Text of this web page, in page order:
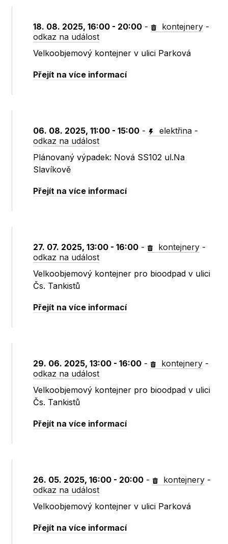
18. 08. 2025, 16:00 - 20:00 - kontejnery -
odkaz na událost
Velkoobjemový kontejner v ulici Parková
Přejít na více informací
06. 08. 2025, 11:00 - 15:00 - elektřina -
odkaz na událost
Plánovaný výpadek: Nová SS102 ul.Na
Slavíkově
Přejít na více informací
27. 07. 2025, 13:00 - 16:00 - kontejnery -
odkaz na událost
Velkoobjemový kontejner pro bioodpad v ulici
Čs. Tankistů
Přejít na více informací
29. 06. 2025, 13:00 - 16:00 - kontejnery -
odkaz na událost
Velkoobjemový kontejner pro bioodpad v ulici
Čs. Tankistů
Přejít na více informací
26. 05. 2025, 16:00 - 20:00 - kontejnery -
odkaz na událost
Velkoobjemový kontejner v ulici Parková
Přejít na více informací